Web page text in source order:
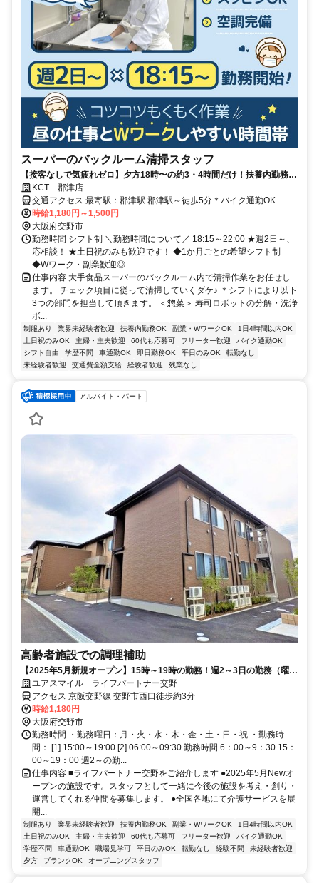
スーパーのバックルーム清掃スタッフ
【接客なしで気疲れゼロ】夕方18時〜の約3・4時間だけ！扶養内勤務
OK/副業・WワークOK！ 週2～の短時間勤務！シフト融通抜群！
KCT 郡津店
交通アクセス 最寄駅：郡津駅 郡津駅～徒歩5分＊バイク通勤OK
時給1,180円～1,500円
大阪府交野市
勤務時間 シフト制 ＼勤務時間について／ 18:15～22:00 ★週2日～、
応相談！ ★土日祝のみも歓迎です！ ◆1か月ごとの希望シフト制
◆Wワーク・副業歓迎◎
仕事内容 大手食品スーパーのバックルーム内で清掃作業をお任せし
ます。 チェック項目に従って清掃していくダケ♪ ＊シフトにより以下
3つの部門を担当して頂きます。 ＜惣菜＞ 寿司ロボットの分解・洗浄
ボ...
制服あり 業界未経験者歓迎 扶養内勤務OK 副業・WワークOK
1日4時間以内OK
土日祝のみOK
主婦・主夫歓迎 60代も応募可 フリーター歓迎
バイク通勤OK
シフト自由
学歴不問 車通勤OK 即日勤務OK 平日のみOK
転勤なし
未経験者歓迎
交通費全額支給 経験者歓迎 残業なし
アルバイト・パート
高齢者施設での調理補助
【2025年5月新規オープン】15時～19時の勤務！週2～3日の勤務（曜日
は要相談）/高齢者施設の調理盛付スタッフ（交野市駅から徒歩5分）
ユアスマイル ライフパートナー交野
アクセス 京阪交野線 交野市西口徒歩約3分
時給1,180円
大阪府交野市
勤務時間 ・勤務曜日：月・火・水・木・金・土・日・祝 ・勤務時
間： [1] 15:00～19:00 [2] 06:00～09:30 勤務時間 6：00～9：30 15：
00～19：00 週2～の勤...
仕事内容 ■ライフパートナー交野をご紹介します ●2025年5月Newオ
ープンの施設です。スタッフとして一緒に今後の施設を考え・創り・
運営してくれる仲間を募集します。 ●全国各地にて介護サービスを展
開...
制服あり 業界未経験者歓迎 扶養内勤務OK 副業・WワークOK
1日4時間以内OK
土日祝のみOK
主婦・主夫歓迎 60代も応募可 フリーター歓迎
バイク通勤OK
学歴不問
車通勤OK 職場見学可 平日のみOK 転勤なし 経験不問
未経験者歓迎
夕方
ブランクOK オープニングスタッフ